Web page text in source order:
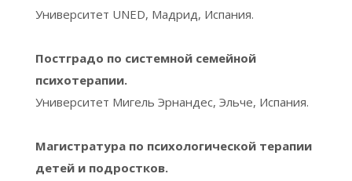
Университет UNED, Мадрид, Испания.
Постградо по системной семейной
психотерапии.
Университет Мигель Эрнандес, Эльче, Испания.
Магистратура по психологической терапии
детей и подростков.